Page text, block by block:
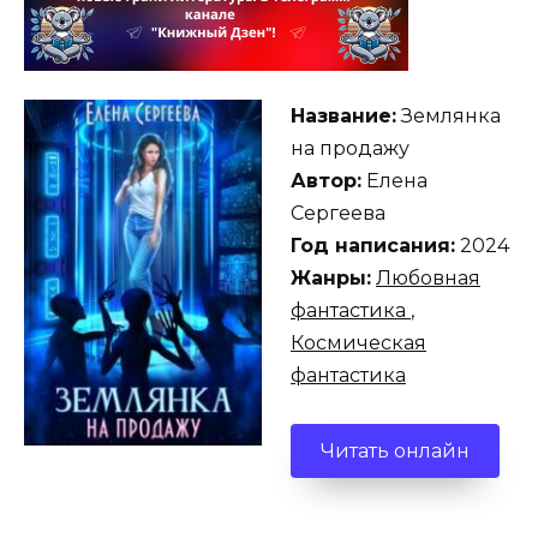
Название:Землянка
на продажу
Автор: Елена
Сергеева
Год написания: 2024
Жанры: Любовная
фантастика ,
Космическая
фантастика
Читать онлайн